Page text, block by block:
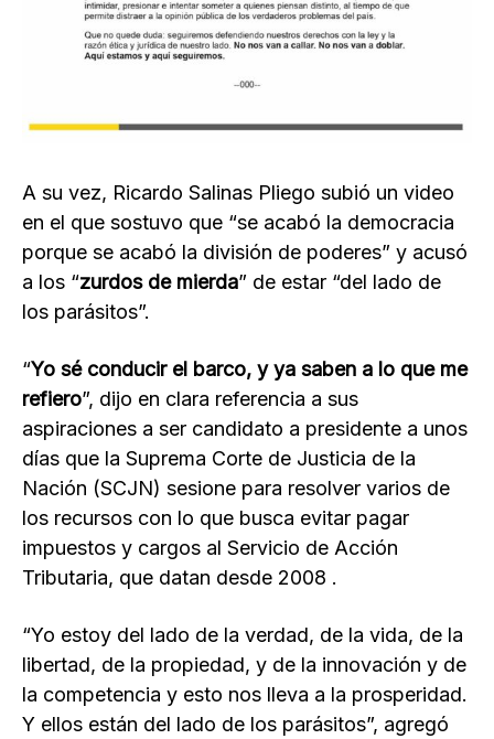
A su vez, Ricardo Salinas Pliego subió un video
en el que sostuvo que “se acabó la democracia
porque se acabó la división de poderes” y acusó
a los “zurdos de mierda” de estar “del lado de
los parásitos”.
“Yo sé conducir el barco, y ya saben a lo que me
refiero”, dijo en clara referencia a sus
aspiraciones a ser candidato a presidente a unos
días que la Suprema Corte de Justicia de la
Nación (SCJN) sesione para resolver varios de
los recursos con lo que busca evitar pagar
impuestos y cargos al Servicio de Acción
Tributaria, que datan desde 2008 .
“Yo estoy del lado de la verdad, de la vida, de la
libertad, de la propiedad, y de la innovación y de
la competencia y esto nos lleva a la prosperidad.
Y ellos están del lado de los parásitos”, agregó